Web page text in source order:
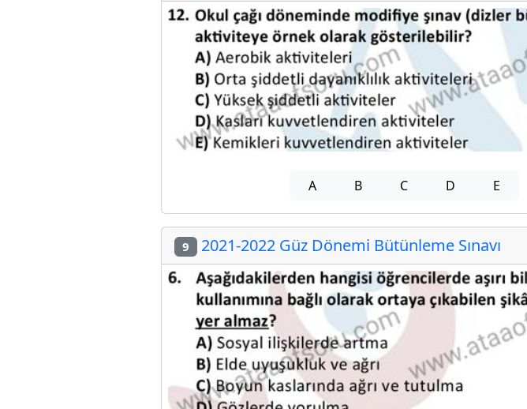
A B C D E
9 2021-2022 Güz Dönemi Bütünleme Sınavı